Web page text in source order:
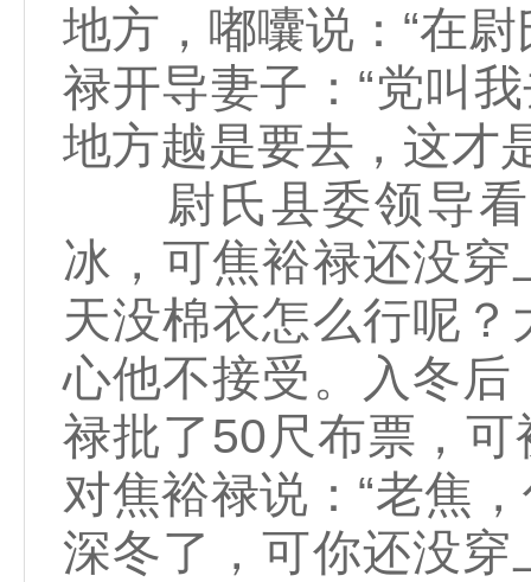
地方，嘟囔说：“在
禄开导妻子：“党叫
地方越是要去，这才
尉氏县委领导看
冰，可焦裕禄还没
天没棉衣怎么行呢
心他不接受。入冬
禄批了50尺布票，
对焦裕禄说：“老焦
深冬了，可你还没